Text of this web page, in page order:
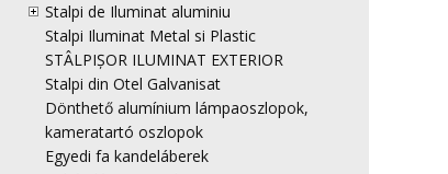
Stalpi de Iluminat aluminiu
Stalpi Iluminat Metal si Plastic
STÂLPIȘOR ILUMINAT EXTERIOR
Stalpi din Otel Galvanisat
Dönthető alumínium lámpaoszlopok,
kameratartó oszlopok
Egyedi fa kandeláberek